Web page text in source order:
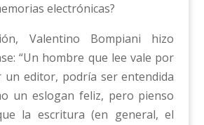
electrónicas?
Valentino Bompiani hizo
“Un hombre que lee vale por
un editor, podría ser entendida
un eslogan feliz, pero pienso
la escritura (en general, el